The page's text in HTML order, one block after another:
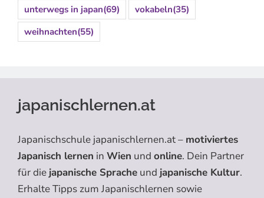
unterwegs in japan(69) vokabeln(35)
weihnachten(55)
japanischlernen.at
Japanischschule japanischlernen.at – motiviertes
Japanisch lernen in Wien und online. Dein Partner
für die japanische Sprache und japanische Kultur.
Erhalte Tipps zum Japanischlernen sowie